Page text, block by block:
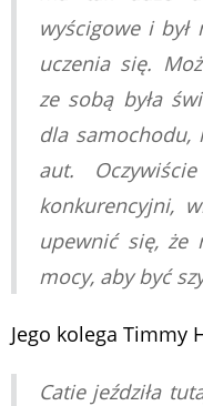
wyścigowe i
uczenia się.
ze sobą była
dla samochodu,
aut.
konkurencyjni,
upewnić się, że
mocy, aby być
Jego kolega Timmy
Catie jeździła